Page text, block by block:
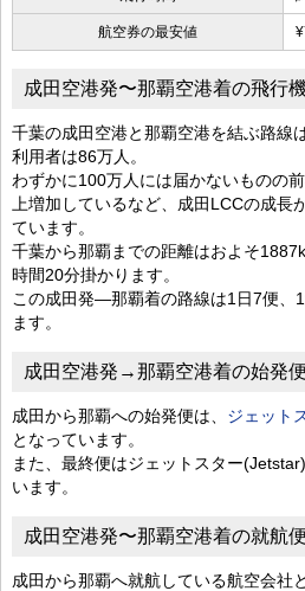
航空券の最安値
成田空港発〜那覇空港着の飛行
千葉の成田空港と那覇空港を結ぶ路線
利用者は86万人。
わずかに100万人には届かないものの
上増加しているなど、成田LCCの成長
ています。
千葉から那覇までの距離はおよそ
時間20分掛かります。
この成田発―那覇着の路線は1日7便、
ます。
成田空港発→那覇空港着の始発
成田から那覇への始発便は、 ジェット
となっています。
また、最終便はジェットスター
います。
成田空港発〜那覇空港着の就航
成田から那覇へ就航している航空会社